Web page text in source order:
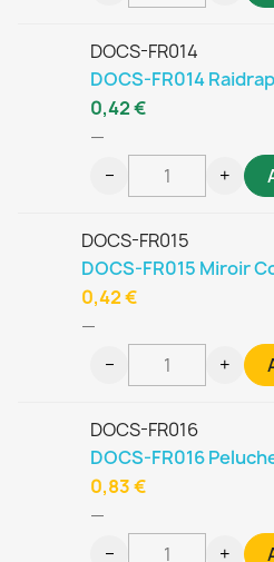
DOCS-FR014
DOCS-FR014
—
0,42 €
− +
DOCS-FR015
DOCS-FR015 Miroir
—
0,42 €
− +
DOCS-FR016
DOCS-FR016
—
0,83 €
− +